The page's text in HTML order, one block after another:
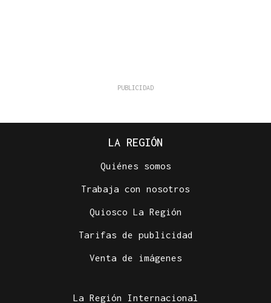
LA REGIÓN
Quiénes somos
Trabaja con nosotros
Quiosco La Región
Tarifas de publicidad
Venta de imágenes
La Región Internacional